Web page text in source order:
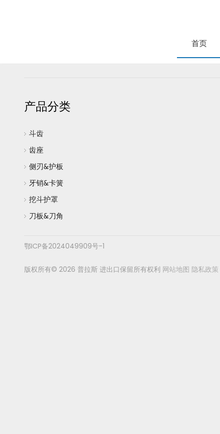
首页
产品分类
斗齿
齿座
侧刃&护板
牙销&卡簧
挖斗护罩
刀板&刀角
鄂ICP备2024049909号-1
版权所有© 2026 普拉斯 进出口保留所有权利 网站地图 隐私政策